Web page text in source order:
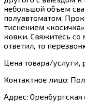
небольшой объем
полуавтоматом.
тиснением
ковки. Свяжитесь со
ответил, то
Цена товара/услуги,
Контактное лицо:
Адрес: Оренбургская